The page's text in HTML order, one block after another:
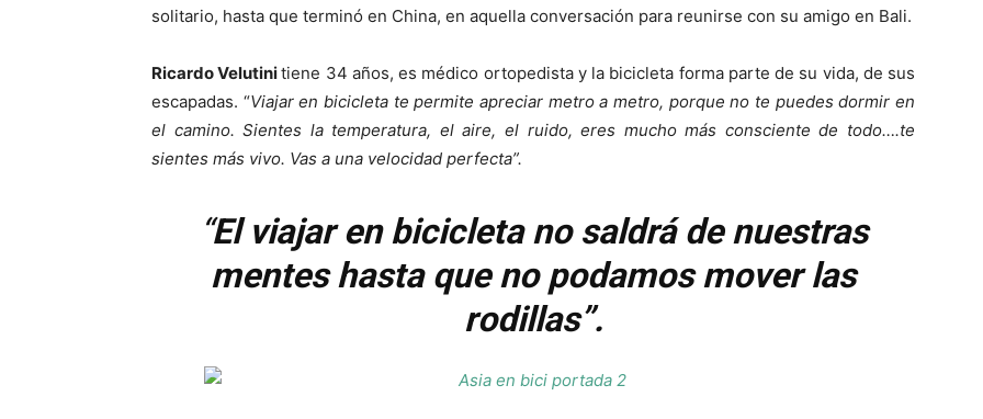
solitario, hasta que terminó en China, en aquella conversación para reunirse con su amigo en Bali.
Ricardo Velutinitiene 34 años, es médico ortopedista y la bicicleta forma parte de su vida, de sus
escapadas. “Viajar en bicicleta te permite apreciar metro a metro, porque no te puedes dormir en
el camino. Sientes la temperatura, el aire, el ruido, eres mucho más consciente de todo….te
sientes más vivo. Vas a una velocidad perfecta”.
“El viajar en bicicleta no saldrá de nuestras
mentes hasta que no podamos mover las
rodillas”.